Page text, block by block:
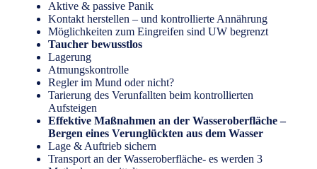
Aktive & passive Panik
Kontakt herstellen – und kontrollierte Annährung
Möglichkeiten zum Eingreifen sind UW begrenzt
Taucher bewusstlos
Lagerung
Atmungskontrolle
Regler im Mund oder nicht?
Tarierung des Verunfallten beim kontrollierten
Aufsteigen
Effektive Maßnahmen an der Wasseroberfläche –
Bergen eines Verunglückten aus dem Wasser
Lage & Auftrieb sichern
Transport an der Wasseroberfläche- es werden 3